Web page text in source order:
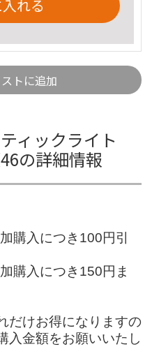
れる
トに追加
ィックライト
の詳細情報
購入につき100円引
購入につき150円ま
だけお得になりますの
入金額をお願いいたし